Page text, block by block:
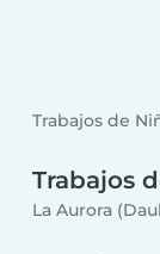
Trabajos de
Trabajos
La Aurora